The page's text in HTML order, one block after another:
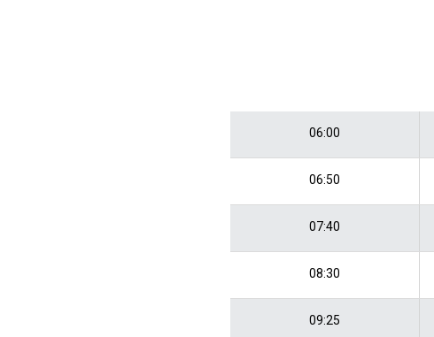
06:00
06:50
07:40
08:30
09:25